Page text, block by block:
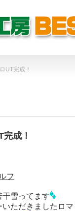
UT完成！
完成！
フ
干雪ってます
ただきましたロ